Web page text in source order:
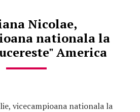
Nicolae,
nationala la
America
vicecampioana nationala la